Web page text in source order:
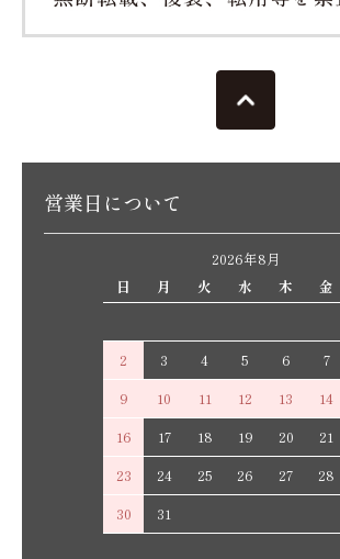
営業日について
2026年8月
日
月 火 水 木 金
2
3 4 5 6 7
9
10 11 12 13 14
16
17 18 19 20 21
23
24 25 26 27 28
30
31